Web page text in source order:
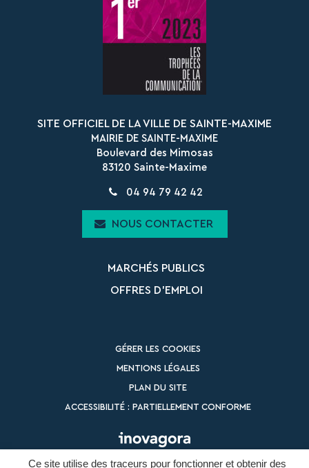
Ce site utilise des traceurs pour fonctionner et obtenir des
compte
Facebook
compte
Instagram
SITE OFFICIEL DE LA VILLE DE SAINTE-MAXIME
MAIRIE DE SAINTE-MAXIME
Boulevard des Mimosas
83120 Sainte-Maxime
04 94 79 42 42
NOUS CONTACTER
MARCHÉS PUBLICS
OFFRES D’EMPLOI
GÉRER LES COOKIES
MENTIONS LÉGALES
PLAN DU SITE
ACCESSIBILITÉ : PARTIELLEMENT CONFORME